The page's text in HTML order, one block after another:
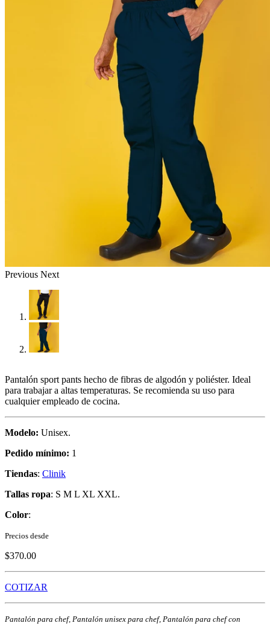
Previous Next
Pantalón sport pants hecho de fibras de algodón y poliéster. Ideal
para trabajar a altas temperaturas. Se recomienda su uso para
cualquier empleado de cocina.
Modelo: Unisex.
Pedido mínimo: 1
Tiendas: Clinik
Tallas ropa: S M L XL XXL.
Color:
Precios desde
$370.00
COTIZAR
Pantalón para chef, Pantalón unisex para chef, Pantalón para chef con